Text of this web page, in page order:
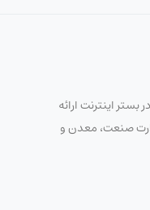
اینترنت ارائه
صنعت، معدن و